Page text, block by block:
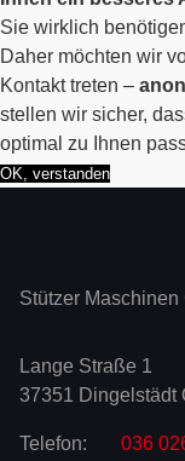
Sie wirklich
Daher möchten wir
Kontakt treten –
stellen wir sicher,
optimal zu Ihnen
OK, verstanden
Stützer
Lange Straße 1
37351 Dingelstädt
Telefon: 036